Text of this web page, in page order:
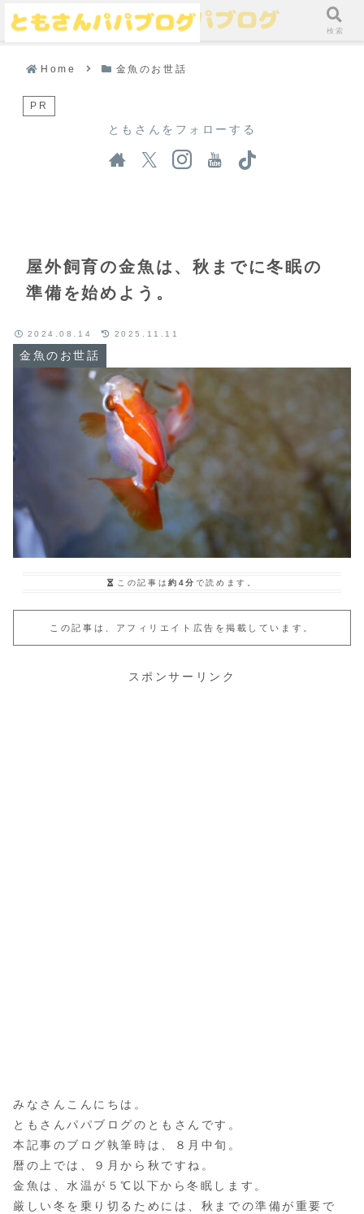
Home 金魚のお世話
PR
屋外飼育の金魚は、秋までに冬眠の
準備を始めよう。
金魚のお世話
2024.08.14 2025.11.11
この記事は約4分 で読めます。
この記事は、アフィリエイト広告を掲載しています。
スポンサーリンク
ともさんをフォローする
みなさんこんにちは。
ともさんパパブログのともさんです。
本記事のブログ執筆時は、８月中旬。
暦の上では、９月から秋ですね。
金魚は、水温が５℃以下から冬眠します。
厳しい冬を乗り切るためには、秋までの準備が重要で
メニュー 検索